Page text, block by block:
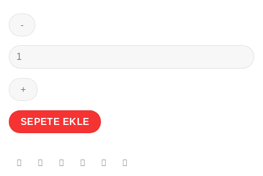
Aputure
Amaran
AL-
528W
Led
Işık
SEPETE EKLE